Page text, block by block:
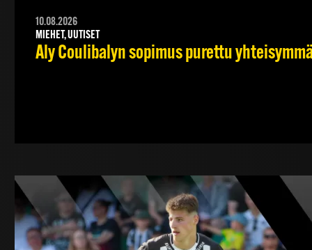
10.08.2026
MIEHET, UUTISET
Aly Coulibalyn sopimus purettu